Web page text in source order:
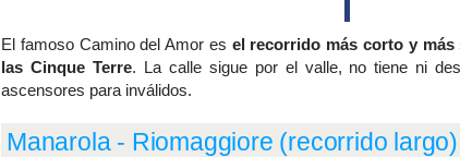
El famoso Camino del Amor es el recorrido más corto y
las Cinque Terre. La calle sigue por el valle, no tiene ni
ascensores para inválidos.
Manarola - Riomaggiore (recorrido largo)